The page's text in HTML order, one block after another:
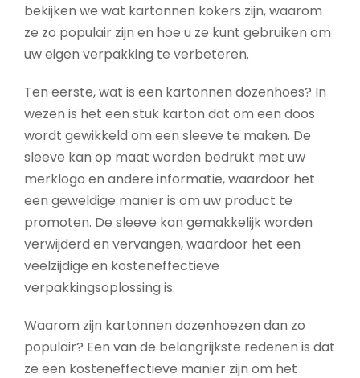
bekijken we wat kartonnen kokers zijn, waarom
ze zo populair zijn en hoe u ze kunt gebruiken om
uw eigen verpakking te verbeteren.
Ten eerste, wat is een kartonnen dozenhoes? In
wezen is het een stuk karton dat om een doos
wordt gewikkeld om een sleeve te maken. De
sleeve kan op maat worden bedrukt met uw
merklogo en andere informatie, waardoor het
een geweldige manier is om uw product te
promoten. De sleeve kan gemakkelijk worden
verwijderd en vervangen, waardoor het een
veelzijdige en kosteneffectieve
verpakkingsoplossing is.
Waarom zijn kartonnen dozenhoezen dan zo
populair? Een van de belangrijkste redenen is dat
ze een kosteneffectieve manier zijn om het